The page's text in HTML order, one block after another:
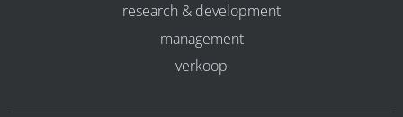
research & development
management
verkoop